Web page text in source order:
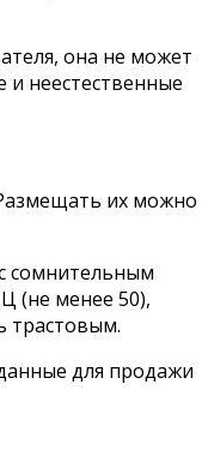
она не может
неестественные
их можно
сомнительным
(не менее 50),
трастовым.
для продажи